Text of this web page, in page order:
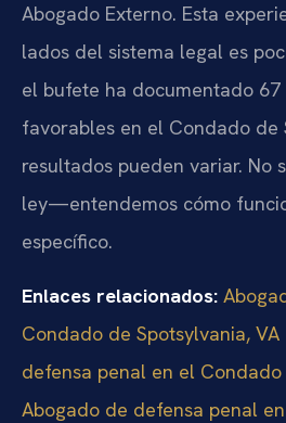
Abogado Externo. Esta
lados del sistema legal es
el bufete ha documentado
favorables en el Condado de
resultados pueden variar. No
ley—entendemos cómo
específico.
Enlaces relacionados:
Condado de Spotsylvania, VA
defensa penal en el
Abogado de defensa penal